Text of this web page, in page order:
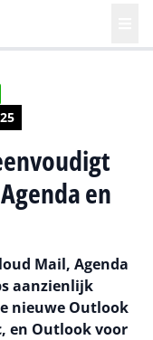
en
Mail, Agenda
aanzienlijk
nieuwe Outlook
en Outlook voor